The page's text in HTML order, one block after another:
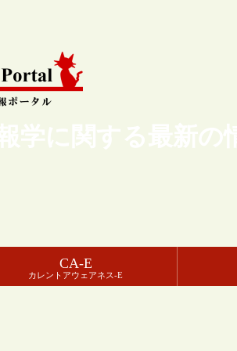
学に関する最新
CA-E
カレントアウェアネス-E